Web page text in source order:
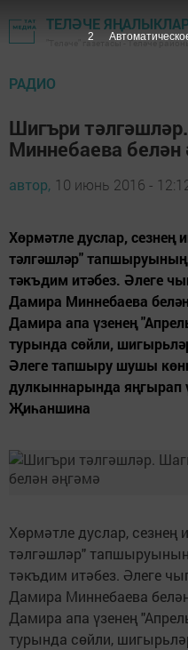
ТЕЛӘЧЕ
"Теләче" газетасы - Теләче
РАДИО
Шигъри
Миннебаева белән
автор, 10 июнь 2016 -
Хөрмәтле дуслар, сезнең
тәлгәшләр"
тәкъдим итәбез. Әлеге
Дамира Миннебаева
Дамира апа үзенең
турында сөйли,
Әлеге тапшыру шушы
дулкыннарында яңгырап
Җиһаншина
Хөрмәтле дуслар, сезнең
тәлгәшләр"
тәкъдим итәбез. Әлеге
Дамира Миннебаева
Дамира апа үзенең
турында сөйли,
1